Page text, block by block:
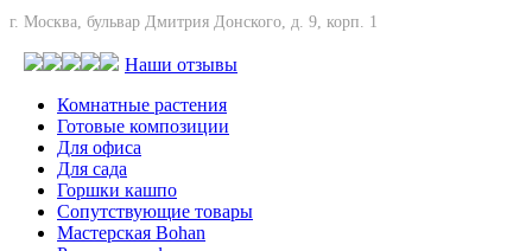
г. Москва, бульвар Дмитрия Донского, д. 9, корп. 1
Наши отзывы
Комнатные растения
Готовые композиции
Для офиса
Для сада
Горшки кашпо
Сопутствующие товары
Мастерская Bohan